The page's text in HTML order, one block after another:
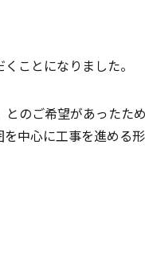
ことになりました。
のご希望があったため
中心に工事を進める